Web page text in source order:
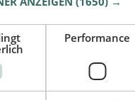
Performance